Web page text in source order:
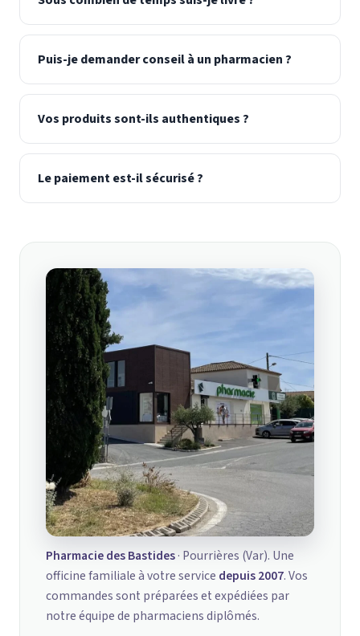
Puis-je demander conseil à un pharmacien ?
Vos produits sont-ils authentiques ?
Le paiement est-il sécurisé ?
Pharmacie des Bastides· Pourrières (Var). Une
officine familiale à votre service depuis 2007. Vos
commandes sont préparées et expédiées par
notre équipe de pharmaciens diplômés.